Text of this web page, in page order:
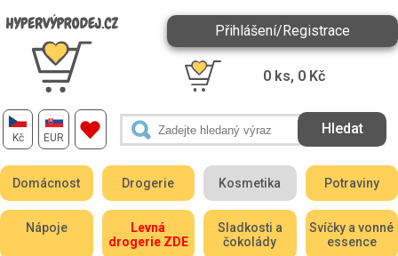
Kč EUR
Přihlášení/Registrace
0 ks, 0 Kč
Domácnost Drogerie Kosmetika Potraviny
Nápoje
Levná
drogerie ZDE
Sladkosti a
čokolády
Svíčky a vonné
essence